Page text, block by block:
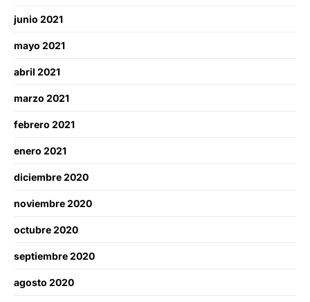
junio 2021
mayo 2021
abril 2021
marzo 2021
febrero 2021
enero 2021
diciembre 2020
noviembre 2020
octubre 2020
septiembre 2020
agosto 2020